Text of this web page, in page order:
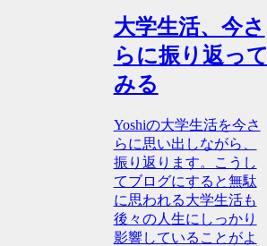
大学生活、今さ
らに振り返って
みる
Yoshiの大学生活を今さ
らに思い出しながら、
振り返ります。こうし
てブログにすると無駄
に思われる大学生活も
後々の人生にしっかり
影響していることがよ